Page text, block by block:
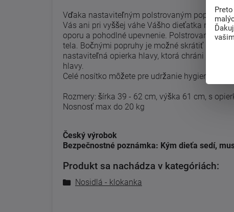
Vďaka nastaviteľným polstrovaným
Vás ani pri vyššej váhe Vášho dieťatka
oporu a pohodlné upevnenie. Polstrovaný
tela. Bočnými popruhy je možné skrátiť panel
nastaviteľná opierka hlavy, ktorá chráni dieťa
hlavy.
Celé nosítko môžete pre udržanie hygieny prať v
Rozmery: šírka 39 - 62 cm, výška 61 cm, s
Nosnosť max do 20 kg
Český výrobok
Bezpečnostné poznámka: Kým dieťa sedí,
Produkt sa nachádza v kategóriách:
Nosidlá - klokanka